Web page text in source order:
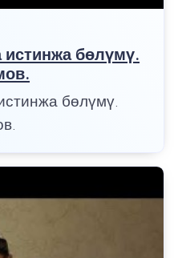
истинжа бөлүмү.
бөлүмү.